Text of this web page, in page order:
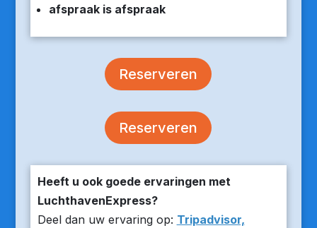
afspraak is afspraak
Reserveren
Reserveren
Heeft u ook goede ervaringen met
LuchthavenExpress?
Deel dan uw ervaring op: Tripadvisor,